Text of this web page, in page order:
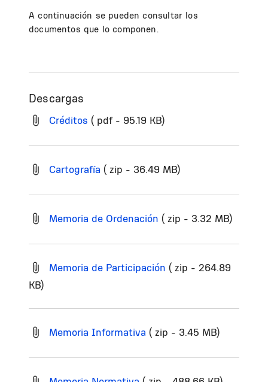
A continuación se pueden consultar los
documentos que lo componen.
Descargas
Créditos ( pdf - 95.19 KB)
Cartografía ( zip - 36.49 MB)
Memoria de Ordenación ( zip - 3.32 MB)
Memoria de Participación ( zip - 264.89
KB)
Memoria Informativa ( zip - 3.45 MB)